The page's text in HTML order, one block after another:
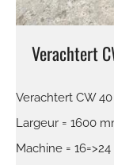
Verachtert
Verachtert CW 40
Largeur = 1600
Machine = 16=>24